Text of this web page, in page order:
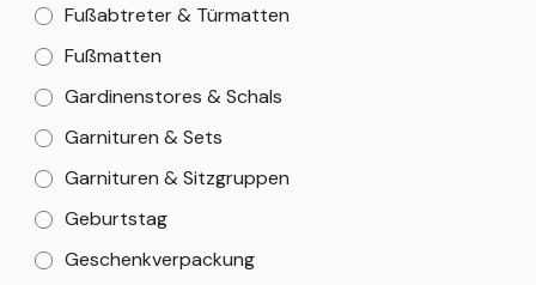
Fußabtreter & Türmatten
Fußmatten
Gardinenstores & Schals
Garnituren & Sets
Garnituren & Sitzgruppen
Geburtstag
Geschenkverpackung